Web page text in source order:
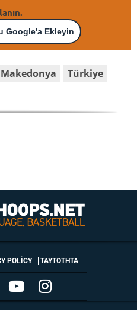
Google'a Ekleyin
Türkiye
POLICY ΤΑΥΤΟΤΗΤΑ